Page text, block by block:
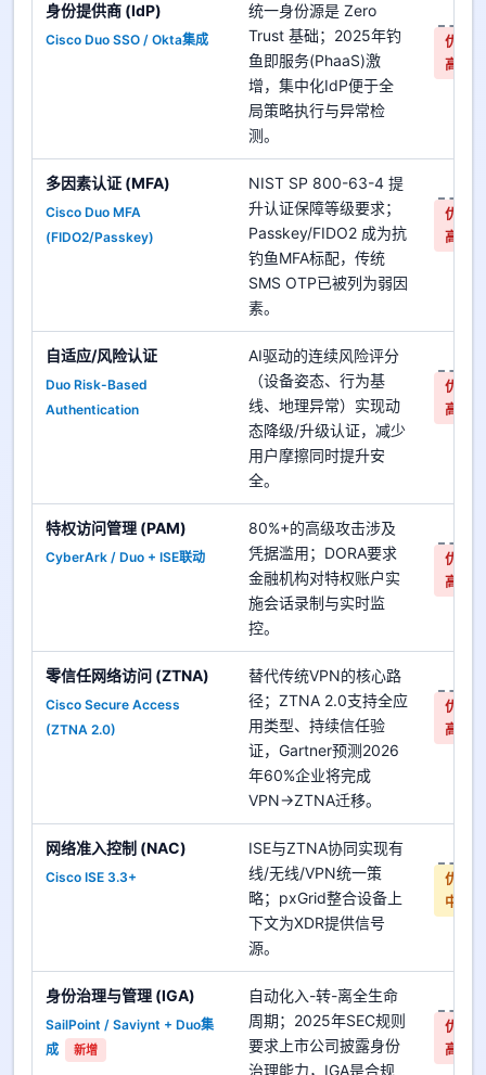
身份提供商 (IdP)
Cisco Duo SSO / Okta集成
统一身份源是 Zero
Trust 基础；2025年钓
鱼即服务(PhaaS)激
增，集中化IdP便于全
局策略执行与异常检
测。
优先
高
多因素认证 (MFA)
Cisco Duo MFA
(FIDO2/Passkey)
NIST SP 800-63-4 提
升认证保障等级要求；
Passkey/FIDO2 成为抗
钓鱼MFA标配，传统
SMS OTP已被列为弱因
素。
优先
高
自适应/风险认证
Duo Risk-Based
Authentication
AI驱动的连续风险评分
（设备姿态、行为基
线、地理异常）实现动
态降级/升级认证，减少
用户摩擦同时提升安
全。
优先
高
特权访问管理 (PAM)
CyberArk / Duo + ISE联动
80%+的高级攻击涉及
凭据滥用；DORA要求
金融机构对特权账户实
施会话录制与实时监
控。
优先
高
零信任网络访问 (ZTNA)
Cisco Secure Access
(ZTNA 2.0)
替代传统VPN的核心路
径；ZTNA 2.0支持全应
用类型、持续信任验
证，Gartner预测2026
年60%企业将完成
VPN→ZTNA迁移。
优先
高
网络准入控制 (NAC)
Cisco ISE 3.3+
ISE与ZTNA协同实现有
线/无线/VPN统一策
略；pxGrid整合设备上
下文为XDR提供信号
源。
优先
中
身份治理与管理 (IGA)
SailPoint / Saviynt + Duo集
成
新增
自动化入-转-离全生命
周期；2025年SEC规则
要求上市公司披露身份
治理能力，IGA是合规
优先
高